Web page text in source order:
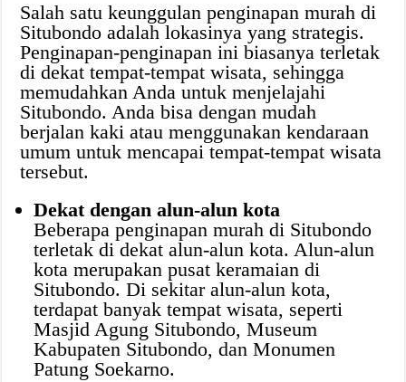
Salah satu keunggulan penginapan murah di
Situbondo adalah lokasinya yang strategis.
Penginapan-penginapan ini biasanya terletak
di dekat tempat-tempat wisata, sehingga
memudahkan Anda untuk menjelajahi
Situbondo. Anda bisa dengan mudah
berjalan kaki atau menggunakan kendaraan
umum untuk mencapai tempat-tempat wisata
tersebut.
Dekat dengan alun-alun kota
Beberapa penginapan murah di Situbondo
terletak di dekat alun-alun kota. Alun-alun
kota merupakan pusat keramaian di
Situbondo. Di sekitar alun-alun kota,
terdapat banyak tempat wisata, seperti
Masjid Agung Situbondo, Museum
Kabupaten Situbondo, dan Monumen
Patung Soekarno.